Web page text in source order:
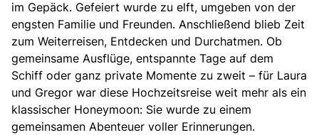
im Gepäck. Gefeiert wurde zu elft, umgeben von der
engsten Familie und Freunden. Anschließend blieb Zeit
zum Weiterreisen, Entdecken und Durchatmen. Ob
gemeinsame Ausflüge, entspannte Tage auf dem
Schiff oder ganz private Momente zu zweit – für Laura
und Gregor war diese Hochzeitsreise weit mehr als ein
klassischer Honeymoon: Sie wurde zu einem
gemeinsamen Abenteuer voller Erinnerungen.